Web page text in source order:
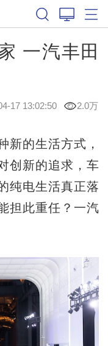
一汽丰田
17 13:02:50 2.0万
的生活方式，
创新的追求，车
纯电生活真正落
担此重任？一汽